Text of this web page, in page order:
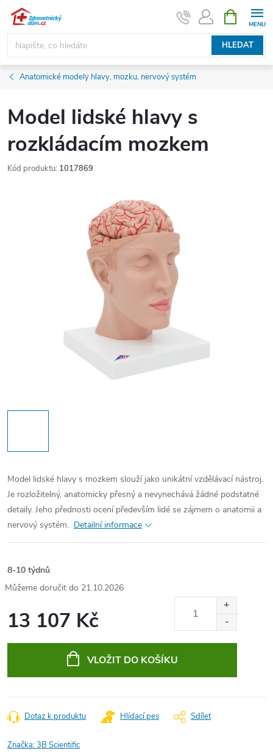
Přejít
obsah
HLEDAT
NÁKUPNÍ
KOŠÍK
Anatomické modely hlavy, mozku, nervový systém
Model lidské hlavy s
rozkládacím mozkem
Kód produktu: 1017869
Model lidské hlavy s mozkem slouží jako unikátní vzdělávací nástroj.
Je rozložitelný, anatomicky přesný a nevynechává žádné podstatné
detaily. Jeho přednosti ocení především lidé se zájmem o anatomii a
nervový systém. Detailní informace
8-10 týdnů
21.10.2026
13 107 Kč
VLOŽIT DO KOŠÍKU
Dotaz k produktu Hlídací pes Sdílet
Značka:3B Scientific